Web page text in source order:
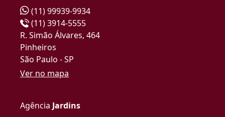
(11) 99939-9934
(11) 3914-5555
R. Simão Álvares, 464
Pinheiros
São Paulo - SP
Ver no mapa
Agência Jardins